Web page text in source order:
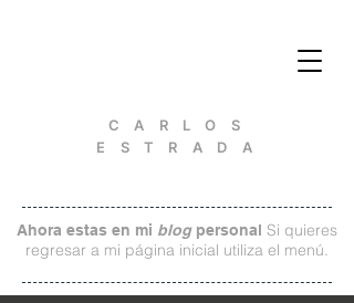
C A R L O S
E S T R A D A
Ahora estas en mi blogpersonal Si quieres
regresar a mi página inicial utiliza el menú.